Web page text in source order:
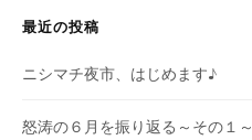
最近の投稿
ニシマチ夜市、はじめます♪
怒涛の６月を振り返る～その１～